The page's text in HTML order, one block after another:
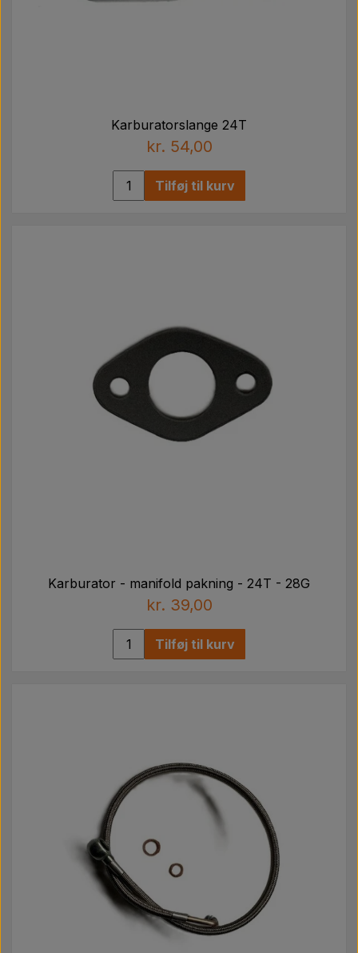
Karburatorslange 24T
kr. 54,00
Tilføj til kurv
Karburator - manifold pakning - 24T - 28G
kr. 39,00
Tilføj til kurv